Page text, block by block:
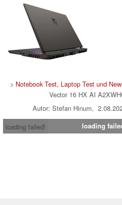
> Notebook Test, Laptop Test und
Vector 16 HX AI
Autor: Stefan Hinum,
loading failed!
loading